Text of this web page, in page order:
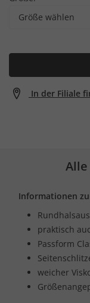
Größe wählen
In der Filiale
Informationen
praktisch
Passform
weicher